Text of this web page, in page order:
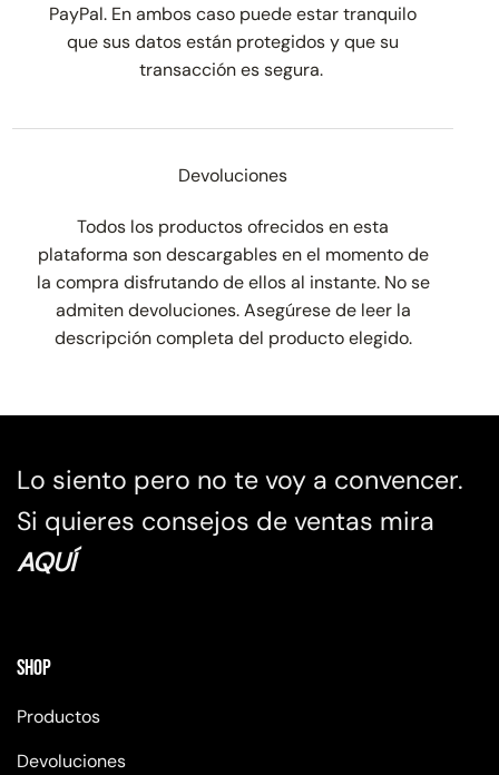
PayPal. En ambos caso puede estar tranquilo
que sus datos están protegidos y que su
transacción es segura.
Devoluciones
Todos los productos ofrecidos en esta
plataforma son descargables en el momento de
la compra disfrutando de ellos al instante. No se
admiten devoluciones. Asegúrese de leer la
descripción completa del producto elegido.
Lo siento pero no te voy a convencer.
Si quieres consejos de ventas mira
AQUÍ
Shop
Productos
Devoluciones